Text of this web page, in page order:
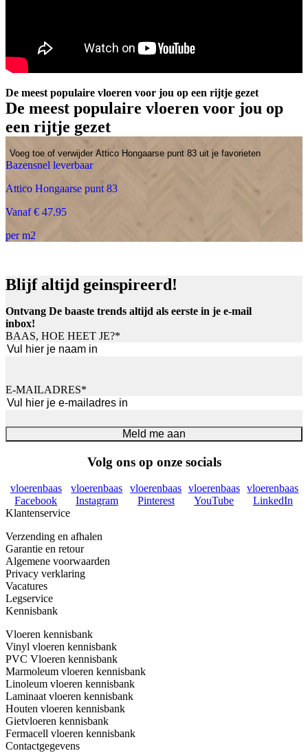
De meest populaire vloeren voor jou op een rijtje gezet
De meest populaire vloeren voor jou op
een rijtje gezet
Voeg toe of verwijder Attico Hongaarse punt 83 uit je favorieten
Bazensnel leverbaar
Attico Hongaarse punt 83
Vanaf € 47.95
per m2
Blijf altijd geinspireerd!
Ontvang De baaste trends altijd als eerste in je e-mail
inbox!
BAAS, HOE HEET JE?*
E-MAILADRES*
Meld me aan
Volg ons op onze socials
vloerenbaas
Facebook
vloerenbaas
Instagram
vloerenbaas
Pinterest
vloerenbaas
YouTube
vloerenbaas
LinkedIn
Klantenservice
Verzending en afhalen
Garantie en retour
Algemene voorwaarden
Privacy verklaring
Vacatures
Legservice
Kennisbank
Vloeren kennisbank
Vinyl vloeren kennisbank
PVC Vloeren kennisbank
Marmoleum vloeren kennisbank
Linoleum vloeren kennisbank
Laminaat vloeren kennisbank
Houten vloeren kennisbank
Gietvloeren kennisbank
Fermacell vloeren kennisbank
Contactgegevens